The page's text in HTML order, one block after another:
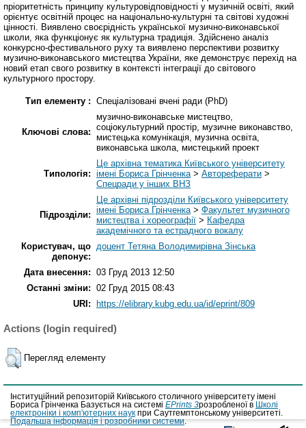
пріоритетність принципу культуровідповідності у музичній освіті, який
орієнтує освітній процес на національно-культурні та світові художні
цінності. Виявлено своєрідність української музично-виконавської
школи, яка функціонує як культурна традиція. Здійснено аналіз
конкурсно-фестивального руху та виявлено перспективи розвитку
музично-виконавського мистецтва України, яке демонструє перехід на
новий етап свого розвитку в контексті інтеграції до світового
культурного простору.
Тип елементу : Спеціалізовані вчені ради (PhD)
Ключові слова:
музично-виконавське мистецтво,
соціокультурний простір, музичне виконавство,
мистецька комунікація, музична освіта,
виконавська школа, мистецький проект
Типологія:
Це архівна тематика Київського університету
імені Бориса Грінченка> Автореферати >
Спецради у інших ВНЗ
Підрозділи:
Це архівні підрозділи Київського університету
імені Бориса Грінченка> Факультет музичного
мистецтва і хореографії > Кафедра
академічного та естрадного вокалу
Користувач, що
депонує:
доцент Тетяна Володимирівна Зінська
Дата внесення: 03 Груд 2013 12:50
Останні зміни: 02 Груд 2015 08:43
URI:
https://elibrary.kubg.edu.ua/id/eprint/809
Actions (login required)
Перегляд елементу
Інституційний репозиторій Київського столичного університету імені
Бориса Грінченка Базується на системі EPrints 3розробленої в
Школі
електроніки і комп'ютерних наук при Саутгемптонському університеті.
Подальша інформація і розробники системи.